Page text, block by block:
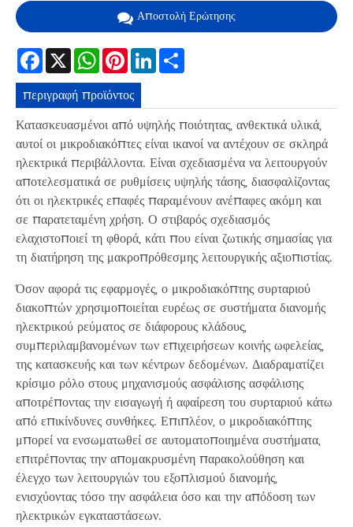
Αποστολή Ερώτησης
Facebook
X WhatsApp
Pinterest
LinkedIn
περιγραφή προϊόντος
Κατασκευασμένοι από υψηλής ποιότητας, ανθεκτικά υλικά,
αυτοί οι μικροδιακόπτες είναι ικανοί να αντέχουν σε σκληρά
ηλεκτρικά περιβάλλοντα. Είναι σχεδιασμένα να λειτουργούν
αποτελεσματικά σε ρυθμίσεις υψηλής τάσης, διασφαλίζοντας
ότι οι ηλεκτρικές επαφές παραμένουν ανέπαφες ακόμη και
σε παρατεταμένη χρήση. Ο στιβαρός σχεδιασμός
ελαχιστοποιεί τη φθορά, κάτι που είναι ζωτικής σημασίας για
τη διατήρηση της μακροπρόθεσμης λειτουργικής αξιοπιστίας.
Όσον αφορά τις εφαρμογές, ο μικροδιακόπτης συρταριού
διακοπτών χρησιμοποιείται ευρέως σε συστήματα διανομής
ηλεκτρικού ρεύματος σε διάφορους κλάδους,
συμπεριλαμβανομένων των επιχειρήσεων κοινής ωφελείας,
της κατασκευής και των κέντρων δεδομένων. Διαδραματίζει
κρίσιμο ρόλο στους μηχανισμούς ασφάλισης ασφάλισης
αποτρέποντας την εισαγωγή ή αφαίρεση του συρταριού κάτω
από επικίνδυνες συνθήκες. Επιπλέον, ο μικροδιακόπτης
μπορεί να ενσωματωθεί σε αυτοματοποιημένα συστήματα,
επιτρέποντας την απομακρυσμένη παρακολούθηση και
έλεγχο των λειτουργιών του εξοπλισμού διανομής,
ενισχύοντας τόσο την ασφάλεια όσο και την απόδοση των
ηλεκτρικών εγκαταστάσεων.